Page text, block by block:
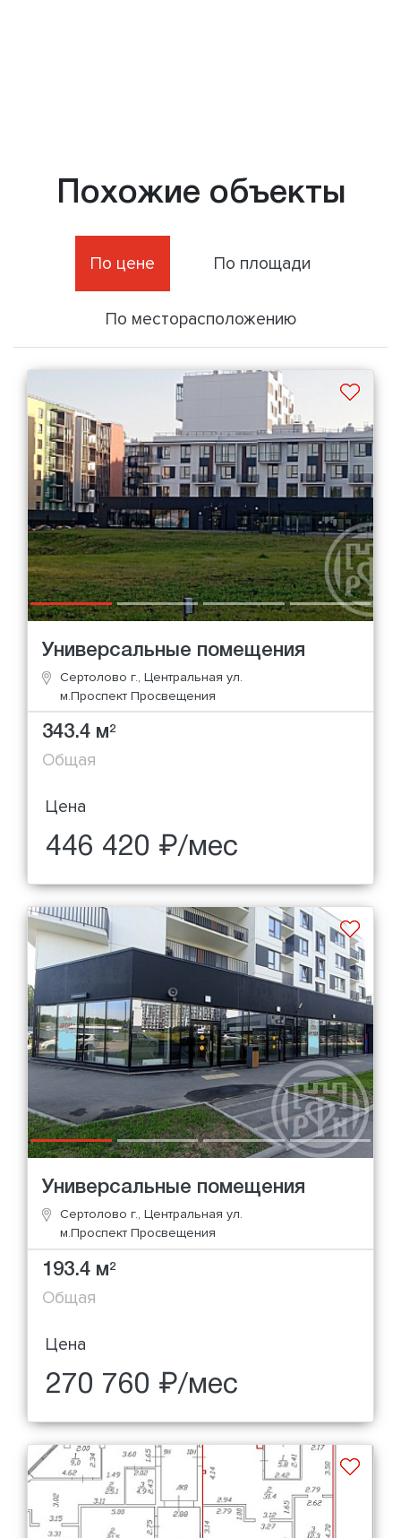
Похожие объекты
По цене По площади
По месторасположению
Универсальные помещения
Сертолово г., Центральная ул.
м.Проспект Просвещения
343.4 м2
Общая
Цена
446 420 ₽/мес
Универсальные помещения
Сертолово г., Центральная ул.
м.Проспект Просвещения
193.4 м2
Общая
Цена
270 760 ₽/мес